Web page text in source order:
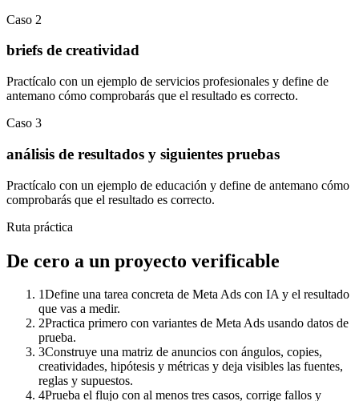
Caso 2
briefs de creatividad
Practícalo con un ejemplo de servicios profesionales y define de
antemano cómo comprobarás que el resultado es correcto.
Caso 3
análisis de resultados y siguientes pruebas
Practícalo con un ejemplo de educación y define de antemano cómo
comprobarás que el resultado es correcto.
Ruta práctica
De cero a un proyecto verificable
1Define una tarea concreta de Meta Ads con IA y el resultado
que vas a medir.
2Practica primero con variantes de Meta Ads usando datos de
prueba.
3Construye una matriz de anuncios con ángulos, copies,
creatividades, hipótesis y métricas y deja visibles las fuentes,
reglas y supuestos.
4Prueba el flujo con al menos tres casos, corrige fallos y